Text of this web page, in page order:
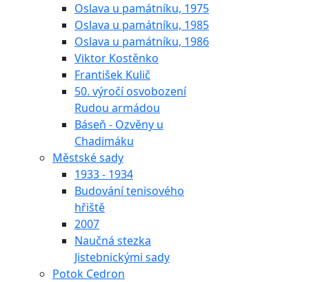
Oslava u památníku, 1975
Oslava u památníku, 1985
Oslava u památníku, 1986
Viktor Kostěnko
František Kulič
50. výročí osvobození
Rudou armádou
Báseň - Ozvěny u
Chadimáku
Městské sady
1933 - 1934
Budování tenisového
hřiště
2007
Naučná stezka
Jistebnickými sady
Potok Cedron